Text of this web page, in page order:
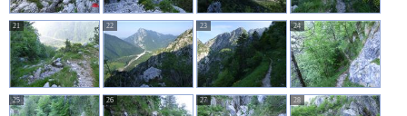
21 22 23 24
25 26 27 28